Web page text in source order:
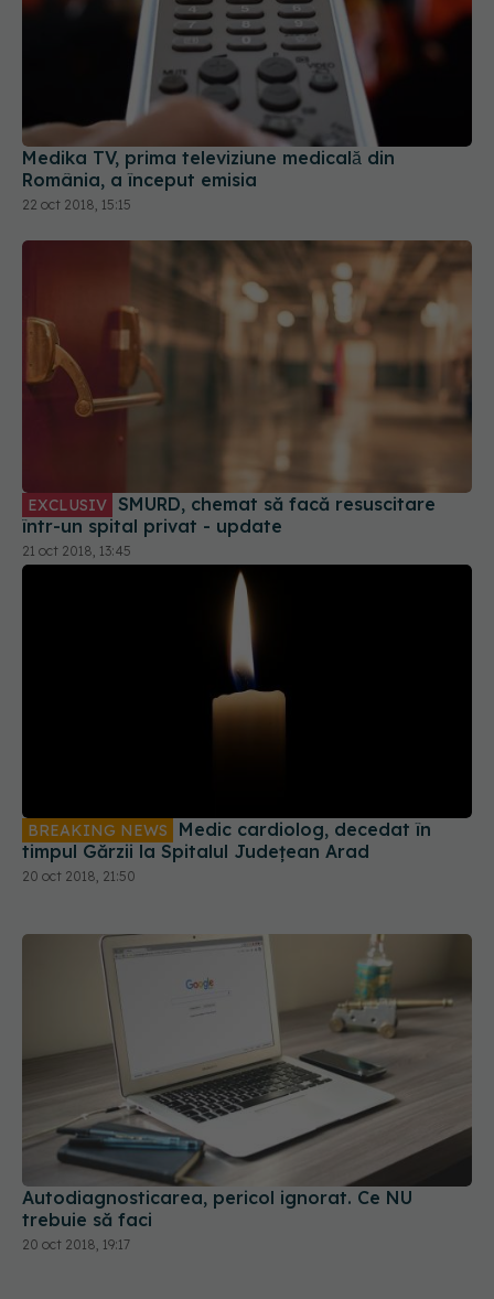
Medika TV, prima televiziune medicală din
România, a început emisia
22 oct 2018, 15:15
EXCLUSIV
într-un spital privat - update
21 oct 2018, 13:45
BREAKING NEWS
timpul Gărzii la Spitalul Județean Arad
20 oct 2018, 21:50
Autodiagnosticarea, pericol ignorat. Ce NU
trebuie să faci
20 oct 2018, 19:17